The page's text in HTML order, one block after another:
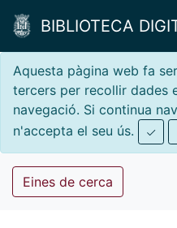
BIBLIOTECA
Aquesta pàgina web fa
tercers per recollir dades
navegació. Si continua
n'accepta el seu ús.
Eines de cerca